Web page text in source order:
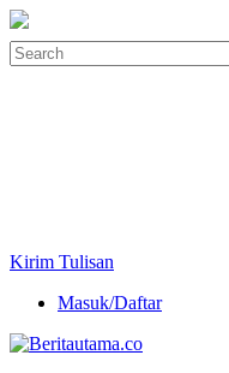
Kirim Tulisan
Masuk/Daftar